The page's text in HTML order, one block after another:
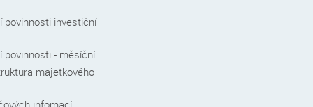
povinnosti investiční
povinnosti - měsíční
majetkového
infomací